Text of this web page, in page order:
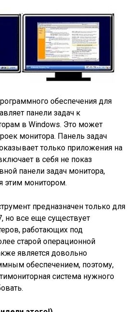
обеспечения для
панели задач к
в Windows. Это может
монитора. Панель задач
только приложения на
в себя не показ
панели задач монитора,
этим монитором.
предназначен только для
но все еще существует
работающих под
старой операционной
является довольно
обеспечением, поэтому,
система нужного